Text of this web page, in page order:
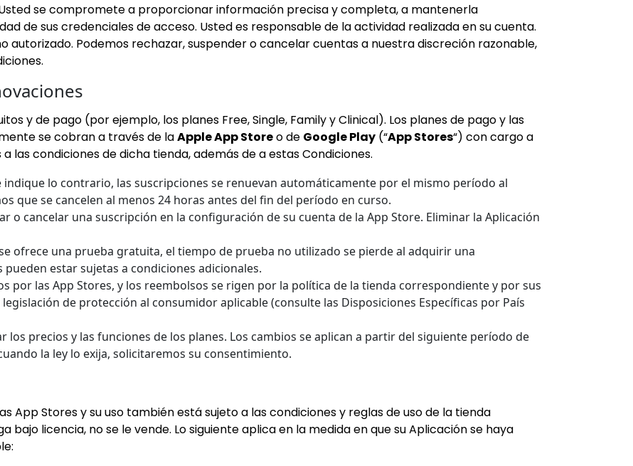
se compromete a proporcionar información precisa y completa, a mantenerla
de sus credenciales de acceso. Usted es responsable de la actividad realizada en su cuenta.
autorizado. Podemos rechazar, suspender o cancelar cuentas a nuestra discreción razonable,
y de pago (por ejemplo, los planes Free, Single, Family y Clinical). Los planes de pago y las
se cobran a través de laApple App Storeo de Google Play (“App Stores“) con cargo a
las condiciones de dicha tienda, además de a estas Condiciones.
indique lo contrario, las suscripciones se renuevan automáticamente por el mismo período al
que se cancelen al menos 24 horas antes del fin del período en curso.
o cancelar una suscripción en la configuración de su cuenta de la App Store. Eliminar la Aplicación
ofrece una prueba gratuita, el tiempo de prueba no utilizado se pierde al adquirir una
estar sujetas a condiciones adicionales.
por las App Stores, y los reembolsos se rigen por la política de la tienda correspondiente y por sus
de protección al consumidor aplicable (consulte las Disposiciones Específicas por País
los precios y las funciones de los planes. Los cambios se aplican a partir del siguiente período de
la ley lo exija, solicitaremos su consentimiento.
App Stores y su uso también está sujeto a las condiciones y reglas de uso de la tienda
bajo licencia, no se le vende. Lo siguiente aplica en la medida en que su Aplicación se haya